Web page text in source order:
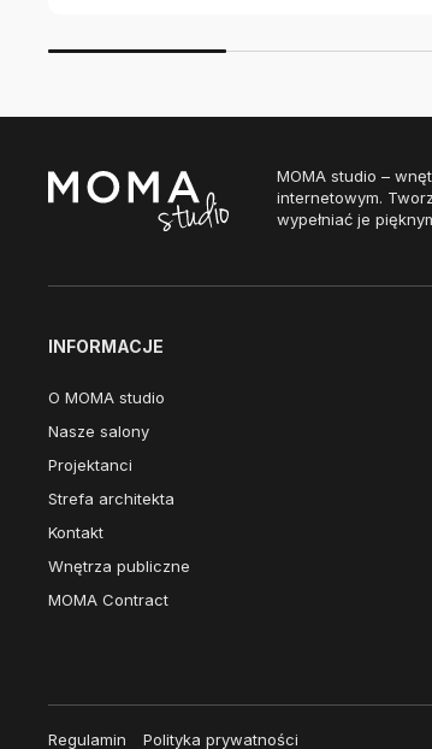
MOMA studio –
internetowym.
wypełniać je
INFORMACJE
O MOMA studio
Nasze salony
Projektanci
Strefa architekta
Kontakt
Wnętrza publiczne
MOMA Contract
Regulamin Polityka prywatności